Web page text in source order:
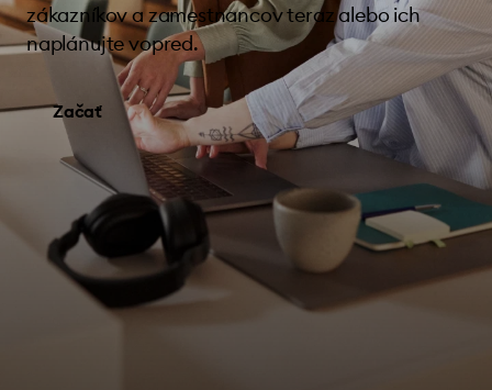
zákazníkov a zamestnancov teraz alebo ich
naplánujte vopred.
Začať